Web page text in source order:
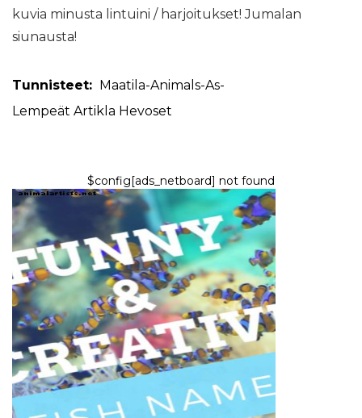
kuvia minusta lintuini / harjoitukset! Jumalan
siunausta!
Tunnisteet: Maatila-Animals-As-
Lempeät Artikla Hevoset
$config[ads_netboard] not found
KALAT JA AKVAARIOT
300+ hauska ja fiksu kalan nimi